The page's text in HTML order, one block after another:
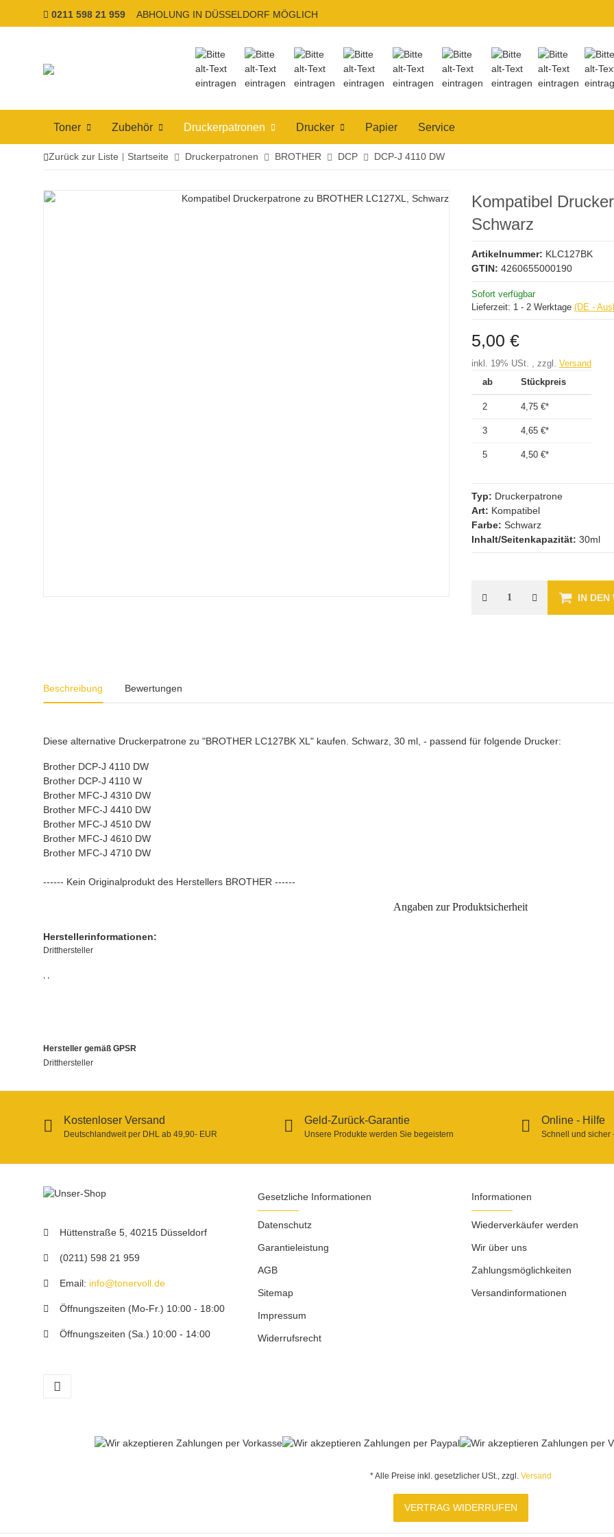
0211 598 21 959 ABHOLUNG IN DÜSSELDORF MÖGLICH
Toner Zubehör Druckerpatronen Drucker Papier Service
Zurück zur Liste Startseite Druckerpatronen BROTHER DCP DCP-J 4110 DW
Kompatibel
Schwarz
Artikelnummer: KLC127BK
GTIN: 4260655000190
Sofort verfügbar
Lieferzeit: 1 - 2 Werktage (DE -
5,00 €
inkl. 19% USt. , zzgl. Versand
ab
Stückpreis
2 4,75 €*
3 4,65 €*
5 4,50 €*
Typ: Druckerpatrone
Art: Kompatibel
Farbe: Schwarz
Inhalt/Seitenkapazität: 30ml
IN DEN
Beschreibung Bewertungen
Diese alternative Druckerpatrone zu "BROTHER LC127BK XL" kaufen. Schwarz, 30 ml, - passend für folgende Drucker:
Brother DCP-J 4110 DW
Brother DCP-J 4110 W
Brother MFC-J 4310 DW
Brother MFC-J 4410 DW
Brother MFC-J 4510 DW
Brother MFC-J 4610 DW
Brother MFC-J 4710 DW
------ Kein Originalprodukt des Herstellers BROTHER ------
Angaben zur Produktsicherheit
Herstellerinformationen:
Dritthersteller
, ,
Hersteller gemäß GPSR
Dritthersteller
Kostenloser Versand
Deutschlandweit per DHL ab 49,90- EUR
Geld-Zurück-Garantie
Unsere Produkte werden Sie begeistern
Online - Hilfe
Schnell und sicher
Hüttenstraße 5, 40215 Düsseldorf
(0211) 598 21 959
Email: info@tonervoll.de
Öffnungszeiten (Mo-Fr.) 10:00 - 18:00
Öffnungszeiten (Sa.) 10:00 - 14:00
Gesetzliche Informationen
Datenschutz
Garantieleistung
AGB
Sitemap
Impressum
Widerrufsrecht
Informationen
Wiederverkäufer werden
Wir über uns
Zahlungsmöglichkeiten
Versandinformationen
* Alle Preise inkl. gesetzlicher USt., zzgl. Versand
VERTRAG WIDERRUFEN